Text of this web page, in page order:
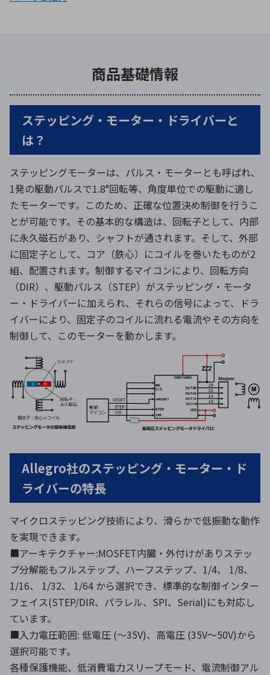
商品基礎情報
ステッピング・モーター・ドライバーと
は？
ステッピングモーターは、パルス・モーターとも呼ばれ、
1発の駆動パルスで1.8°回転等、角度単位での駆動に適し
たモーターです。このため、正確な位置決め制御を行うこ
とが可能です。その基本的な構造は、回転子として、内部
に永久磁石があり、シャフトが通されます。そして、外部
に固定子として、コア（鉄心）にコイルを巻いたものが2
組、配置されます。制御するマイコンにより、回転方向
（DIR）、駆動パルス（STEP）がステッピング・モータ
ー・ドライバーに加えられ、それらの信号によって、ドラ
イバーにより、固定子のコイルに流れる電流やその方向を
制御して、このモーターを動かします。
Allegro社のステッピング・モーター・ド
ライバーの特長
マイクロステッピング技術により、滑らかで低振動な動作
を実現できます。
■アーキテクチャー:MOSFET内臓・外付けがありステッ
プ分解能もフルステップ、ハー​​フステップ、1/4、 1/8、
1/16、 1/32、 1/64 から選択でき、標準的な制御インター
フェイス(STEP/DIR、パラレル、SPI、Serial)にも対応し
ています。
■入力電圧範囲: 低電圧 (～35V)、高電圧 (35V～50V)から
選択可能です。
各種保護機能、低消費電力スリープモード、電流制御アル